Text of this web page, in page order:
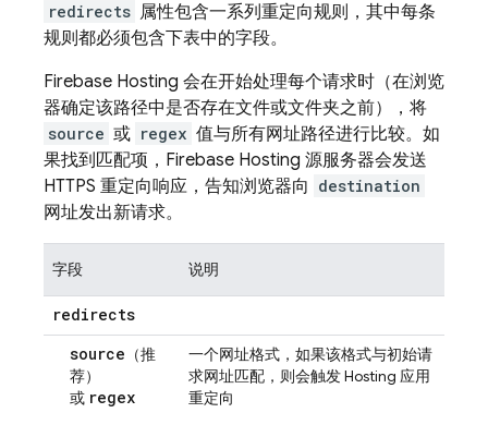
redirects 属性包含一系列重定向规则，其中每条
规则都必须包含下表中的字段。
Firebase Hosting 会在开始处理每个请求时（在浏览
器确定该路径中是否存在文件或文件夹之前），将
source 或 regex 值与所有网址路径进行比较。如
果找到匹配项， Firebase Hosting 源服务器会发送
HTTPS 重定向响应，告知浏览器向 destination
网址发出新请求。
字段 说明
redirects
source （推
荐）
或 regex
一个网址格式，如果该格式与初始请
求网址匹配，则会触发Hosting 应用
重定向